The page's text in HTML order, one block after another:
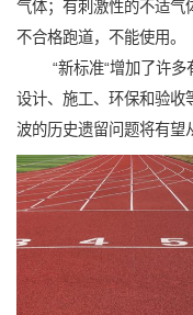
气体；有刺激性的不适气
不合格跑道，不能使用。
“新标准“增加了许
设计、施工、环保和验收
波的历史遗留问题将有望